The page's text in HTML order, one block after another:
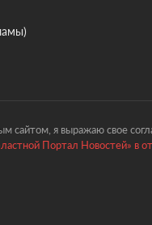
сайтом, я выражаю свое
Портал Новостей» в